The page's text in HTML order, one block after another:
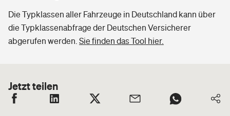
Die Typklassen aller Fahrzeuge in Deutschland kann über
die Typklassenabfrage der Deutschen Versicherer
abgerufen werden. Sie finden das Tool hier.
Jetzt teilen